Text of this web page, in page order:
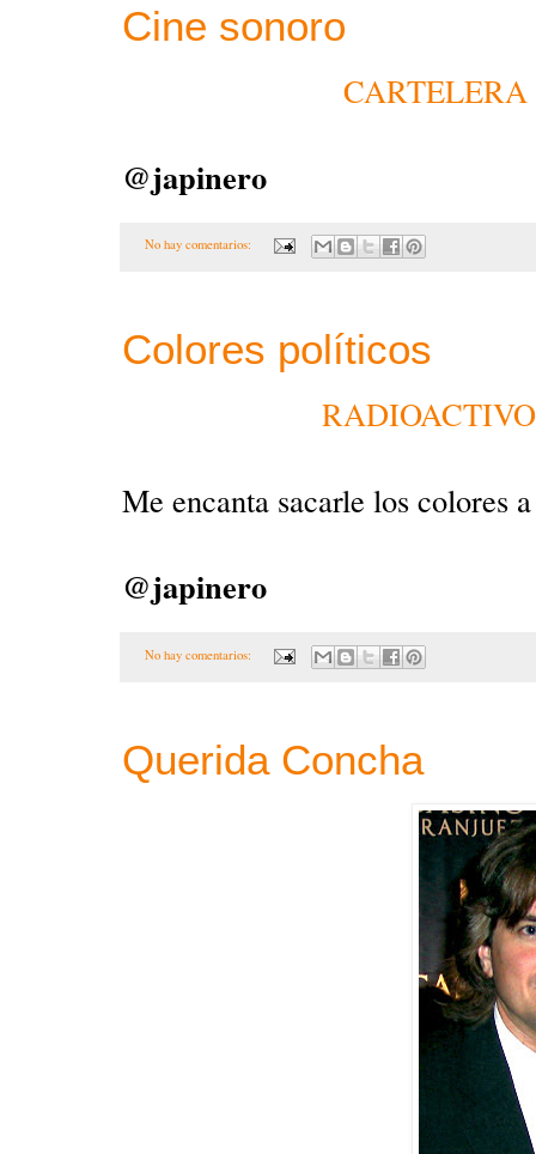
Cine sonoro
CARTELERA
@japinero
No hay comentarios:
Colores políticos
Me encanta sacarle los colores
@japinero
No hay comentarios:
Querida Concha